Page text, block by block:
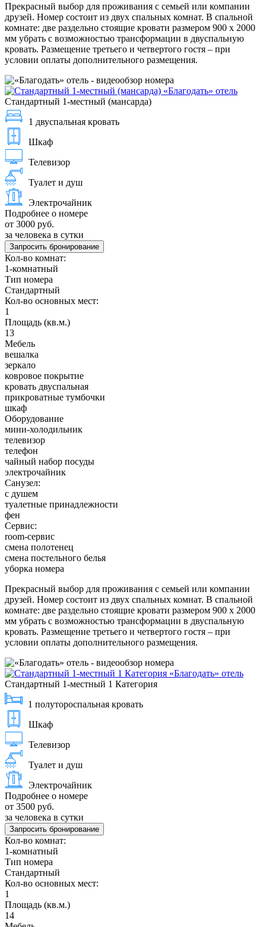
Прекрасный выбор для проживания с семьей или компании
друзей. Номер состоит из двух спальных комнат. В спальной
комнате: две раздельно стоящие кровати размером 900 х 2000
мм убрать с возможностью трансформации в двуспальную
кровать. Размещение третьего и четвертого гостя – при
условии оплаты дополнительного размещения.
Стандартный 1-местный (мансарда)
1 двуспальная кровать
Шкаф
Телевизор
Туалет и душ
Электрочайник
Подробнее о номере
от 3000 руб.
за человека в сутки
Запросить бронирование
Кол-во комнат:
1-комнатный
Тип номера
Стандартный
Кол-во основных мест:
1
Площадь (кв.м.)
13
Мебель
вешалка
зеркало
ковровое покрытие
кровать двуспальная
прикроватные тумбочки
шкаф
Оборудование
мини-холодильник
телевизор
телефон
чайный набор посуды
электрочайник
Санузел:
с душем
туалетные принадлежности
фен
Сервис:
room-сервис
смена полотенец
смена постельного белья
уборка номера
Прекрасный выбор для проживания с семьей или компании
друзей. Номер состоит из двух спальных комнат. В спальной
комнате: две раздельно стоящие кровати размером 900 х 2000
мм убрать с возможностью трансформации в двуспальную
кровать. Размещение третьего и четвертого гостя – при
условии оплаты дополнительного размещения.
Стандартный 1-местный 1 Категория
1 полутороспальная кровать
Шкаф
Телевизор
Туалет и душ
Электрочайник
Подробнее о номере
от 3500 руб.
за человека в сутки
Запросить бронирование
Кол-во комнат:
1-комнатный
Тип номера
Стандартный
Кол-во основных мест:
1
Площадь (кв.м.)
14